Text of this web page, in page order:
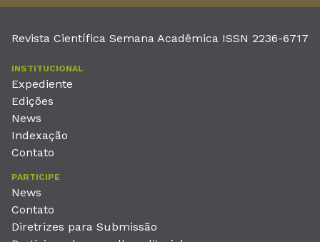
Revista Científica Semana Acadêmica ISSN 2236-6717
INSTITUCIONAL
Expediente
Edições
News
Indexação
Contato
PARTICIPE
News
Contato
Diretrizes para Submissão